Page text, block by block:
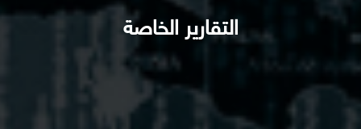
التقارير الخاصة